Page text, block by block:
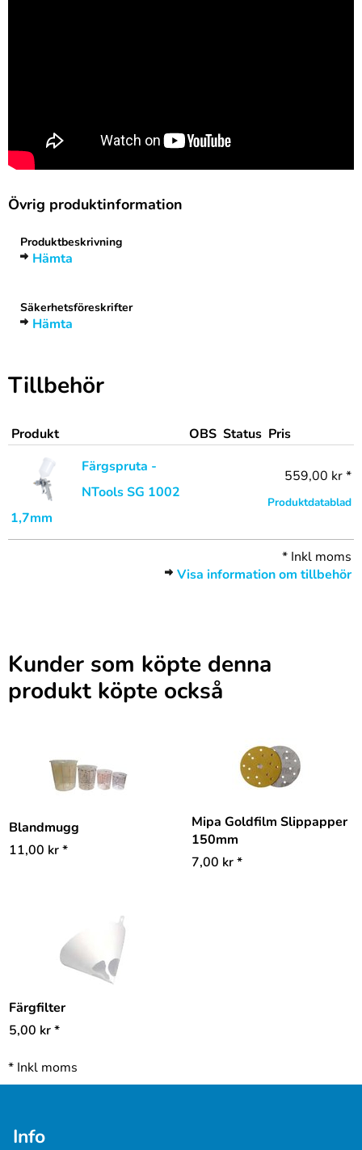
Övrig produktinformation
Produktbeskrivning
Hämta
Säkerhetsföreskrifter
Hämta
Tillbehör
Produkt OBS Status Pris
Färgspruta -
NTools SG 1002
1,7mm
559,00 kr *
Produktdatablad
* Inkl moms
Visa information om tillbehör
Kunder som köpte denna
produkt köpte också
Blandmugg
11,00 kr*
Mipa Goldfilm Slippapper
150mm
7,00 kr*
Färgfilter
5,00 kr*
* Inkl moms
Info